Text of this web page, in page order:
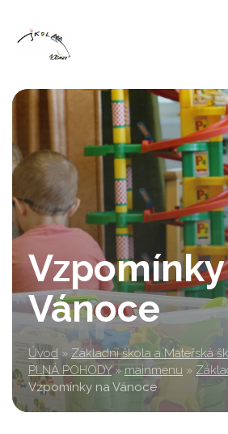
Vánoce
Úvod » Základní škola a Mateřská
PLNÁ POHODY » mainmenu »
Vzpomínky na Vánoce